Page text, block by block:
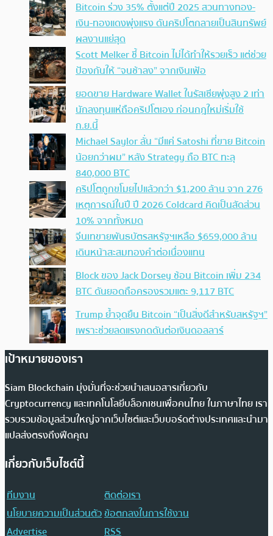
Bitcoin ร่วง 35% ตั้งแต่ปี 2025 สวนทางทอง-
เงิน-ทองแดงพุ่งแรง ดันคริปโตกลายเป็นสินทรัพย์
ผลงานแย่สุด
Scott Melker ชี้ Bitcoin ไม่ได้ทำให้รวยเร็ว แต่ช่วย
ป้องกันให้ “จนช้าลง” จากเงินเฟ้อ
ยอดขาย Hardware Wallet ในรัสเซียพุ่งสูง 2 เท่า
นักลงทุนแห่ถือคริปโตเอง ก่อนกฎใหม่เริ่มใช้
ก.ย.นี้
Michael Saylor ลั่น “มีแค่ Satoshi ที่ขาย Bitcoin
น้อยกว่าผม” หลัง Strategy ถือ BTC ทะลุ
840,000 BTC
คริปโตถูกขโมยไปแล้วกว่า $1,200 ล้าน จาก 276
เหตุการณ์ในปี ปี 2026 Coldcard คิดเป็นสัดส่วน
10% จากทั้งหมด
จีนเทขายพันธบัตรสหรัฐฯเหลือ $659,000 ล้าน
เดินหน้าสะสมทองคำต่อเนื่องแทน
Block ของ Jack Dorsey ช้อน Bitcoin เพิ่ม 234
BTC ดันยอดถือครองรวมแตะ 9,117 BTC
Trump ย้ำจุดยืน Bitcoin “เป็นสิ่งดีสำหรับสหรัฐฯ”
เพราะช่วยลดแรงกดดันต่อเงินดอลลาร์
เป้าหมายของเรา
Siam Blockchain มุ่งมั่นที่จะช่วยนำเสนอสารเกี่ยวกับ
Cryptocurrency และเทคโนโลยีบล็อกเชนเพื่อคนไทย ในภาษาไทย เรา
รวบรวมข้อมูลส่วนใหญ่จากเว็บไซต์และเว็บบอร์ดต่างประเทศและนำมา
แปลส่งตรงถึงฟีดคุณ
เกี่ยวกับเว็บไซต์นี้
ทีมงาน
ติดต่อเรา
นโยบายความเป็นส่วนตัวข้อตกลงในการใช้งาน
Advertise
RSS